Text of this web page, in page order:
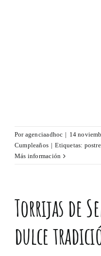
Por agenciaadhoc | 14
Cumpleaños | Etiquetas:
Más información
Torrijas de
dulce